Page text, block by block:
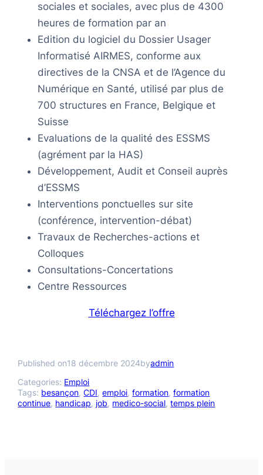
sociales et sociales, avec plus de 4300
heures de formation par an
Edition du logiciel du Dossier Usager
Informatisé AIRMES, conforme aux
directives de la CNSA et de l’Agence du
Numérique en Santé, utilisé par plus de
700 structures en France, Belgique et
Suisse
Evaluations de la qualité des ESSMS
(agrément par la HAS)
Développement, Audit et Conseil auprès
d’ESSMS
Interventions ponctuelles sur site
(conférence, intervention-débat)
Travaux de Recherches-actions et
Colloques
Consultations-Concertations
Centre Ressources
Téléchargez l’offre
Published on18 décembre 2024byadmin
Categories: Emploi
Tags: besançon, CDI, emploi, formation, formation
continue, handicap, job, medico-social, temps plein